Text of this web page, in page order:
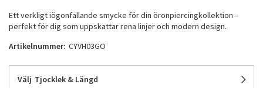
Ett verkligt iögonfallande smycke för din öronpiercingkollektion –
perfekt för dig som uppskattar rena linjer och modern design.
Artikelnummer: CYVH03GO
Välj Tjocklek & Längd